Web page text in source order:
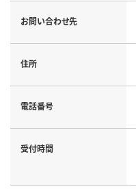
お問い合わせ先
住所
電話番号
受付時間